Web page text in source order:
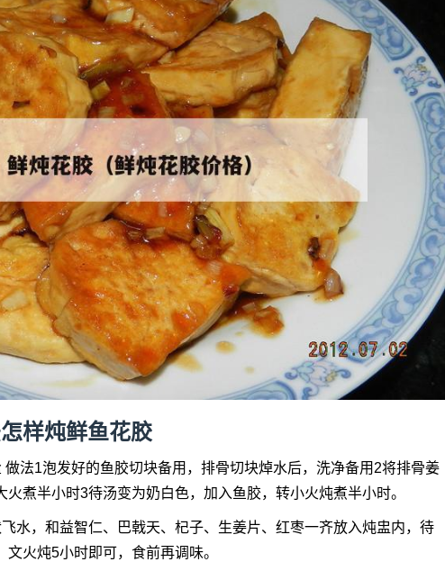
样炖鲜鱼花胶
法1泡发好的鱼胶切块备用，排骨切块焯水后，洗净备用2将排骨姜
煮半小时3待汤变为奶白色，加入鱼胶，转小火炖煮半小时。
水，和益智仁、巴戟天、杞子、生姜片、红枣一齐放入炖盅内，待
火炖5小时即可，食前再调味。